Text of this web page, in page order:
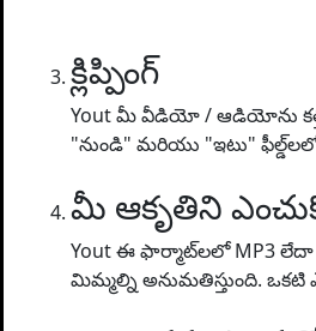
క్లిప్పింగ్
Yout మీ వీడియో / ఆడియోను
"నుండి" మరియు "ఇటు"
మీ ఆకృతిని
Yout ఈ ఫార్మాట్‌లలో MP3
మిమ్మల్ని అనుమతిస్తుంది. ఒకటి